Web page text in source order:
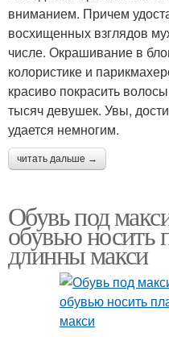
вниманием. Причем
восхищенных взглядов
числе. Окрашивание в
колористике и
красиво покрасить
тысяч девушек. Увы,
удается немногим.
читать дальше →
Обувь под
обувью носить
длинны макси